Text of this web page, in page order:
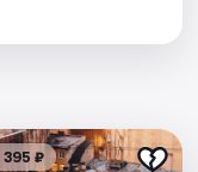
395 ₽